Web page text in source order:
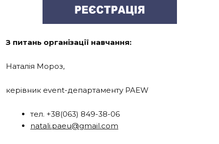
З питань організації навчання:
Наталія Мороз,
керівник event-департаменту PAEW
тел. +38(063) 849-38-06
natali.paeu@gmail.com